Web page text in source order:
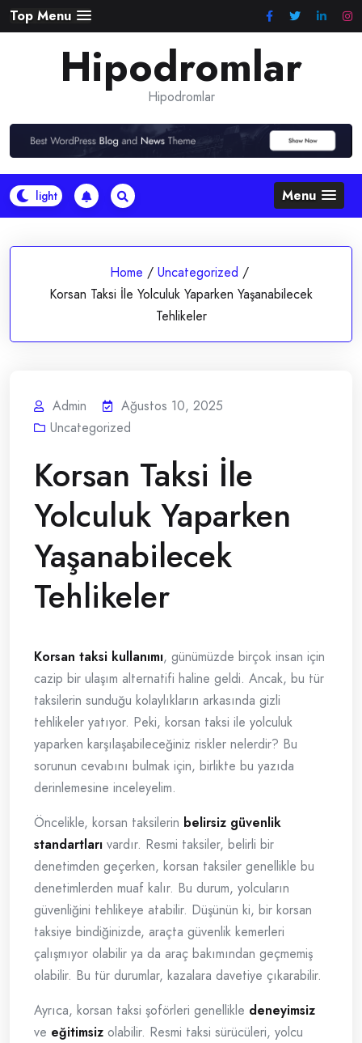
Skip
to
Top Menu
Hipodromlar
Hipodromlar
Menu
Home / Uncategorized /
Korsan Taksi İle Yolculuk Yaparken Yaşanabilecek
Tehlikeler
Admin
Ağustos 10, 2025
Uncategorized
Korsan Taksi İle
Yolculuk Yaparken
Yaşanabilecek
Tehlikeler
Korsan taksi kullanımı, günümüzde birçok insan için
cazip bir ulaşım alternatifi haline geldi. Ancak, bu tür
taksilerin sunduğu kolaylıkların arkasında gizli
tehlikeler yatıyor. Peki, korsan taksi ile yolculuk
yaparken karşılaşabileceğiniz riskler nelerdir? Bu
sorunun cevabını bulmak için, birlikte bu yazıda
derinlemesine inceleyelim.
Öncelikle, korsan taksilerin belirsiz güvenlik
standartları vardır. Resmi taksiler, belirli bir
denetimden geçerken, korsan taksiler genellikle bu
denetimlerden muaf kalır. Bu durum, yolcuların
güvenliğini tehlikeye atabilir. Düşünün ki, bir korsan
taksiye bindiğinizde, araçta güvenlik kemerleri
çalışmıyor olabilir ya da araç bakımından geçmemiş
olabilir. Bu tür durumlar, kazalara davetiye çıkarabilir.
Ayrıca, korsan taksi şoförleri genellikle deneyimsiz
ve eğitimsiz olabilir. Resmi taksi sürücüleri, yolcu